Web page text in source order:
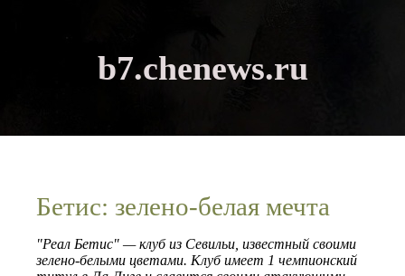
b7.chenews.ru
Бетис: зелено-белая мечта
"Реал Бетис" — клуб из Севильи, известный своими
зелено-белыми цветами. Клуб имеет 1 чемпионский